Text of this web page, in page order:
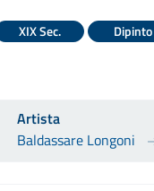
XIX Sec. Dipinto
Artista
Baldassare Longoni